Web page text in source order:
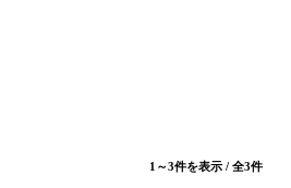
1～3件を表示 / 全3件